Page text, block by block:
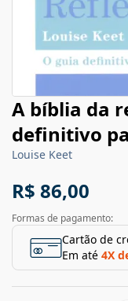
A bíblia da
definitivo
Louise Keet
R$ 86,00
Formas de pagamento:
Cartão de
Em até 4X